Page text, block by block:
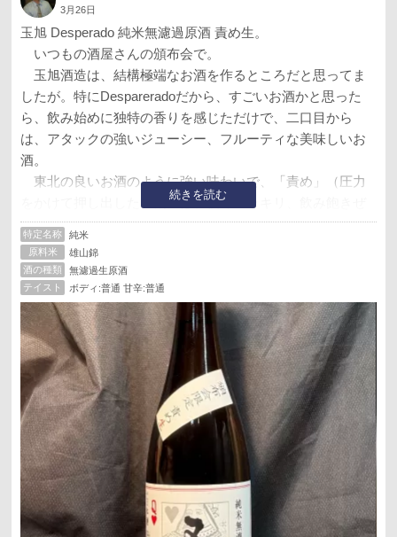
3月26日
続きを読む
玉旭 Desperado 純米無濾過原酒 責め生。
いつもの酒屋さんの頒布会で。
玉旭酒造は、結構極端なお酒を作るところだと思ってま
したが。特にDespareradoだから、すごいお酒かと思った
ら、飲み始めに独特の香りを感じただけで、二口目から
は、アタックの強いジューシー、フルーティな美味しいお
酒。
東北の良いお酒のように強い味わいで、「責め」（圧力
をかけて押し出した）割には、後味スッキリ、飲み飽きぜ
ず、いつまでも美味しく、気になるところは全く無し。
いや、感心しました。
いいお酒ですね。
—————————————-
3日目
強い旨さ、はそのままに、キレよく飲み飽きしない旨
さ、もそのままに、3日目で気づいたのは、責め生（袋吊り
の反対、絞り機で圧力かけた最後の方の）の味わい（ほろ
苦など）を感じるも、嫌なところなし。
昨晩千代鶴の純米を飲んだ時に、同じような味わいだと
感じました。余談ですが。
特定名称
純米
原料米
雄山錦
酒の種類
無濾過生原酒
テイスト
ボディ:普通 甘辛:普通